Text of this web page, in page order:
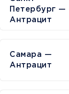
Петербург —
Антрацит
Самара —
Антрацит